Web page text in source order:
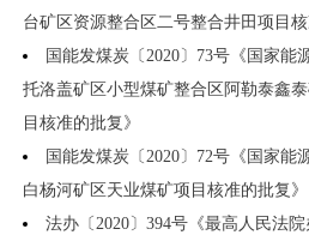
台矿区资源整合区二号整合井田项目核
国能发煤炭〔2020〕73号《国家能
托洛盖矿区小型煤矿整合区阿勒泰鑫
目核准的批复》
国能发煤炭〔2020〕72号《国家能
白杨河矿区天业煤矿项目核准的批复》
法办〔2020〕394号《最高人民法